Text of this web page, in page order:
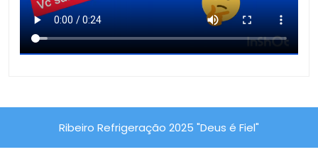
Ribeiro Refrigeração 2025 "Deus é Fiel"